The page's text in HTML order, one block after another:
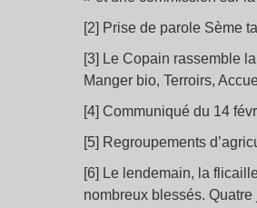
[2] Prise de parole Sème
[3] Le Copain rassemble
Manger bio, Terroirs,
[4] Communiqué du 14
[5] Regroupements
[6] Le lendemain, la
nombreux blessés.